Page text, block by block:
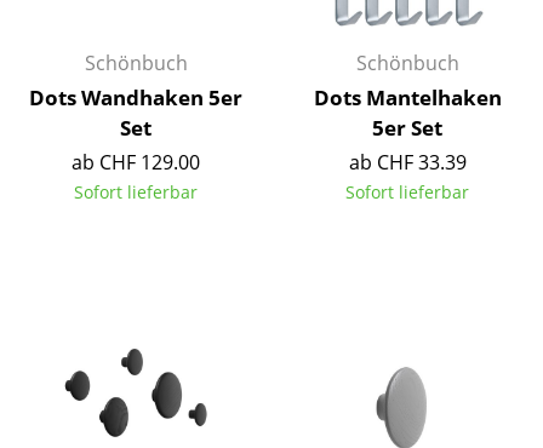
Bücherregale
Wandregale
Barmöbel
Garderoben
Schönbuch
Dots Wandhaken 5er
Set
ab CHF 129.00
Sofort lieferbar
Schönbuch
Dots Mantelhaken
5er Set
ab CHF 33.39
Sofort lieferbar